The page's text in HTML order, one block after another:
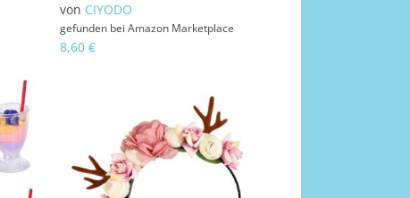
von CIYODO
gefunden bei Amazon Marketplace
8,60 €